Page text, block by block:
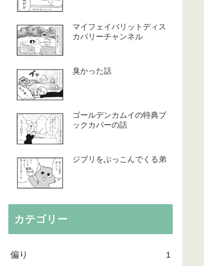
マイフェイバリットディス
カバリーチャンネル
臭かった話
ゴールデンカムイの特典ブ
ックカバーの話
ジブリをぶっこんでくる弟
カテゴリー
偏り 1